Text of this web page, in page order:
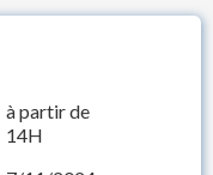
à partir de
14H